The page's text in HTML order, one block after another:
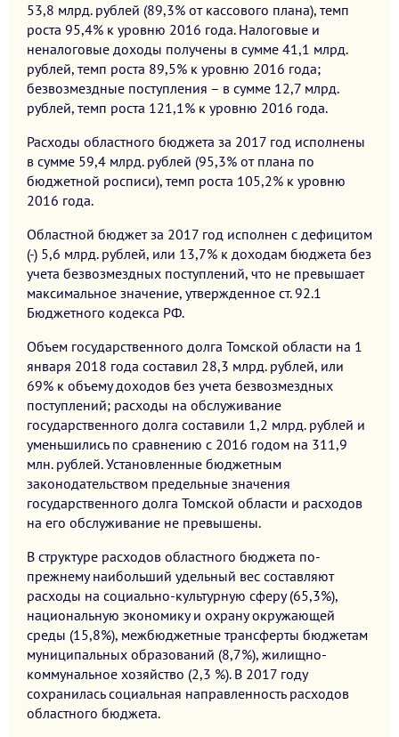
53,8 млрд. рублей (89,3% от кассового плана), темп
роста 95,4% к уровню 2016 года. Налоговые и
неналоговые доходы получены в сумме 41,1 млрд.
рублей, темп роста 89,5% к уровню 2016 года;
безвозмездные поступления – в сумме 12,7 млрд.
рублей, темп роста 121,1% к уровню 2016 года.
Расходы областного бюджета за 2017 год исполнены
в сумме 59,4 млрд. рублей (95,3% от плана по
бюджетной росписи), темп роста 105,2% к уровню
2016 года.
Областной бюджет за 2017 год исполнен с дефицитом
(-) 5,6 млрд. рублей, или 13,7% к доходам бюджета без
учета безвозмездных поступлений, что не превышает
максимальное значение, утвержденное ст. 92.1
Бюджетного кодекса РФ.
Объем государственного долга Томской области на 1
января 2018 года составил 28,3 млрд. рублей, или
69% к объему доходов без учета безвозмездных
поступлений; расходы на обслуживание
государственного долга составили 1,2 млрд. рублей и
уменьшились по сравнению с 2016 годом на 311,9
млн. рублей. Установленные бюджетным
законодательством предельные значения
государственного долга Томской области и расходов
на его обслуживание не превышены.
В структуре расходов областного бюджета по-
прежнему наибольший удельный вес составляют
расходы на социально-культурную сферу (65,3%),
национальную экономику и охрану окружающей
среды (15,8%), межбюджетные трансферты бюджетам
муниципальных образований (8,7%), жилищно-
коммунальное хозяйство (2,3 %). В 2017 году
сохранилась социальная направленность расходов
областного бюджета.